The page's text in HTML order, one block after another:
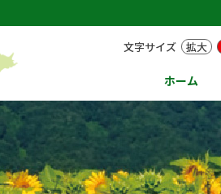
ホーム
文字サイズ 拡大